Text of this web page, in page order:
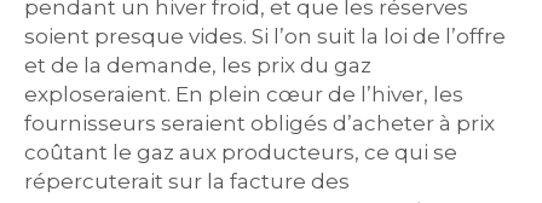
pendant un hiver froid, et que les réserves
soient presque vides. Si l’on suit la loi de l’offre
et de la demande, les prix du gaz
exploseraient. En plein cœur de l’hiver, les
fournisseurs seraient obligés d’acheter à prix
coûtant le gaz aux producteurs, ce qui se
répercuterait sur la facture des